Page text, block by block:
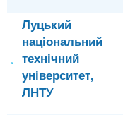
Луцький
національний
технічний
університет,
ЛНТУ